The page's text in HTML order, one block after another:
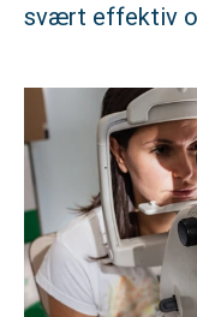
svært effektiv